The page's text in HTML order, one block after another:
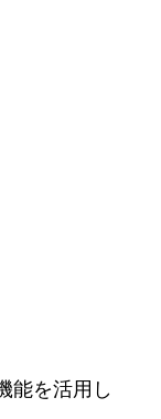
能を活用し